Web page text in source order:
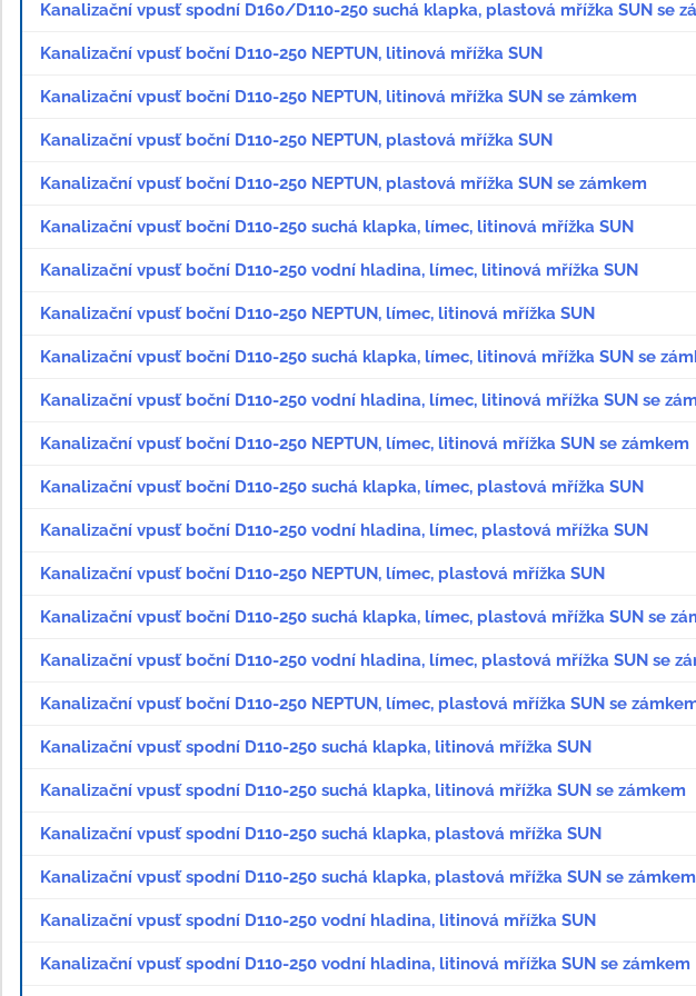
Kanalizační vpusť spodní D160/D110-250 suchá klapka, plastová mřížka SUN se
Kanalizační vpusť boční D110-250 NEPTUN, litinová mřížka SUN
Kanalizační vpusť boční D110-250 NEPTUN, litinová mřížka SUN se zámkem
Kanalizační vpusť boční D110-250 NEPTUN, plastová mřížka SUN
Kanalizační vpusť boční D110-250 NEPTUN, plastová mřížka SUN se zámkem
Kanalizační vpusť boční D110-250 suchá klapka, límec, litinová mřížka SUN
Kanalizační vpusť boční D110-250 vodní hladina, límec, litinová mřížka SUN
Kanalizační vpusť boční D110-250 NEPTUN, límec, litinová mřížka SUN
Kanalizační vpusť boční D110-250 suchá klapka, límec, litinová mřížka SUN se
Kanalizační vpusť boční D110-250 vodní hladina, límec, litinová mřížka SUN se
Kanalizační vpusť boční D110-250 NEPTUN, límec, litinová mřížka SUN se zámkem
Kanalizační vpusť boční D110-250 suchá klapka, límec, plastová mřížka SUN
Kanalizační vpusť boční D110-250 vodní hladina, límec, plastová mřížka SUN
Kanalizační vpusť boční D110-250 NEPTUN, límec, plastová mřížka SUN
Kanalizační vpusť boční D110-250 suchá klapka, límec, plastová mřížka SUN se
Kanalizační vpusť boční D110-250 vodní hladina, límec, plastová mřížka SUN se
Kanalizační vpusť boční D110-250 NEPTUN, límec, plastová mřížka SUN se
Kanalizační vpusť spodní D110-250 suchá klapka, litinová mřížka SUN
Kanalizační vpusť spodní D110-250 suchá klapka, litinová mřížka SUN se zámkem
Kanalizační vpusť spodní D110-250 suchá klapka, plastová mřížka SUN
Kanalizační vpusť spodní D110-250 suchá klapka, plastová mřížka SUN se zámkem
Kanalizační vpusť spodní D110-250 vodní hladina, litinová mřížka SUN
Kanalizační vpusť spodní D110-250 vodní hladina, litinová mřížka SUN se zámkem